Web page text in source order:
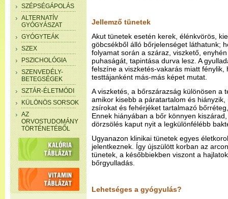
SZÉPSÉGÁPOLÁS
ALTERNATÍV
GYÓGYÁSZAT
GYÓGYTEÁK
SZEX
PSZICHOLÓGIA
SZENVEDÉLY-
BETEGSÉGEK
SZTÁR-ÉLETMÓDI
KÜLÖNÖS SORSOK
AZ
ORVOSTUDOMÁNY
TÖRTÉNETÉBŐL
Jellemző tünetek
Akut tünetek esetén kerek, élénkvörös,
göbcsékből álló bőrjelenséget láthatunk;
folyamat során a száraz, viszkető,
puhaságát, tapintása durva lesz. A
felszíne a viszketés-vakarás miatt fénylik,
testtájanként más-más képet mutat.
A viszketés, a bőrszárazság különösen a
amikor kisebb a páratartalom és
zsírokat és fehérjéket tartalmazó
Ennek hiányában a bőr könnyen
dörzsölés kaput nyit a legkülönfélébb
Ugyanazon klinikai tünetek egyes
jelentkeznek. Így újszülött korban az
tünetek, a későbbiekben viszont a
bőrgyulladás.
Lehetséges a gyógyulás?